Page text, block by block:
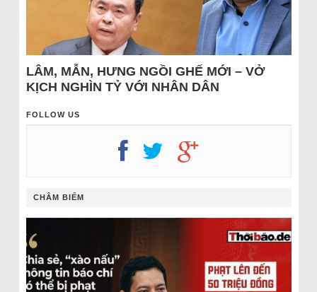
LÂM, MẪN, HƯNG NGỒI GHẾ MỚI – VỞ
KỊCH NGHÌN TỶ VỚI NHÂN DÂN
FOLLOW US
CHÂM BIẾM